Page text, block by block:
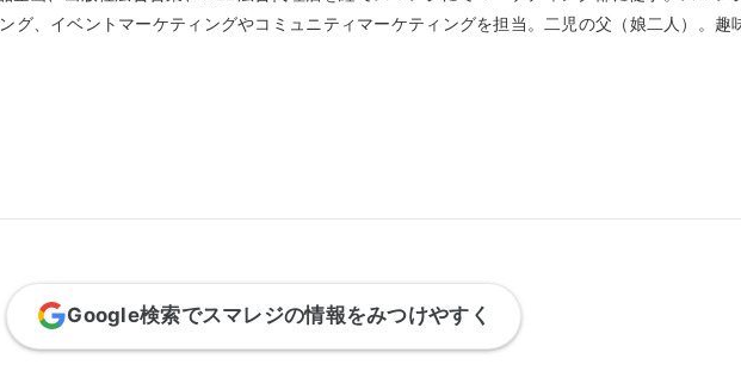
グ、イベントマーケティングやコミュニティマーケティングを担当。二児の父（娘二人）。趣
Google検索でスマレジの情報をみつけやすく